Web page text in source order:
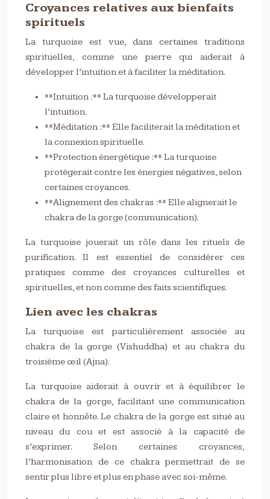
Croyances relatives aux bienfaits
spirituels
La turquoise est vue, dans certaines traditions
spirituelles, comme une pierre qui aiderait à
développer l’intuition et à faciliter la méditation.
**Intuition :** La turquoise développerait
l’intuition.
**Méditation :** Elle faciliterait la méditation et
la connexion spirituelle.
**Protection énergétique :** La turquoise
protégerait contre les énergies négatives, selon
certaines croyances.
**Alignement des chakras :** Elle alignerait le
chakra de la gorge (communication).
La turquoise jouerait un rôle dans les rituels de
purification. Il est essentiel de considérer ces
pratiques comme des croyances culturelles et
spirituelles, et non comme des faits scientifiques.
Lien avec les chakras
La turquoise est particulièrement associée au
chakra de la gorge (Vishuddha) et au chakra du
troisième œil (Ajna).
La turquoise aiderait à ouvrir et à équilibrer le
chakra de la gorge, facilitant une communication
claire et honnête. Le chakra de la gorge est situé au
niveau du cou et est associé à la capacité de
s’exprimer. Selon certaines croyances,
l’harmonisation de ce chakra permettrait de se
sentir plus libre et plus en phase avec soi-même.